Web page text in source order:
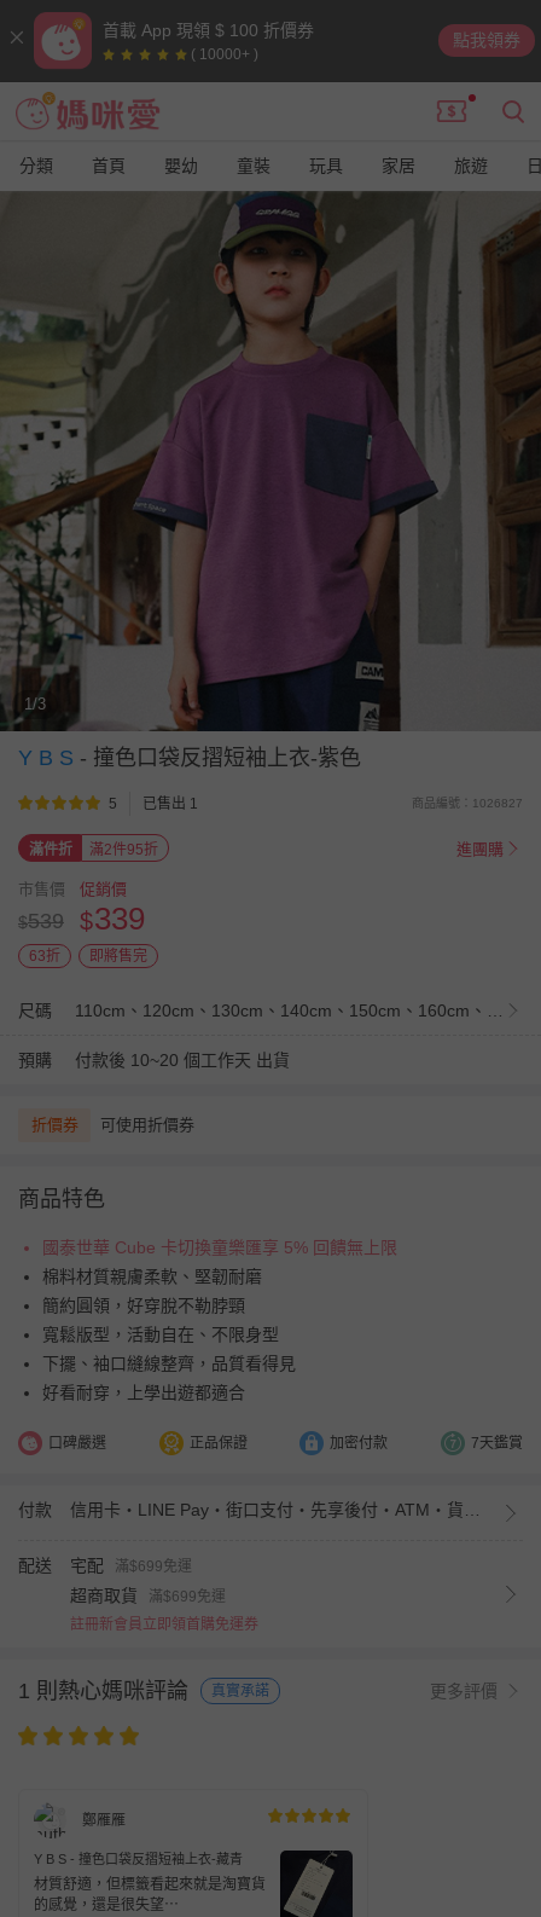
首載 App 現領 $ 100 折價券
( 10000+ )
點我領券
分類 首頁 嬰幼 童裝 玩具 家居 旅遊
1/3
Y B S - 撞色口袋反摺短袖上衣-紫色
5 已售出 1 商品編號：1026827
滿件折 滿2件95折 進團購
市售價
$539
促銷價
$339
63折 即將售完
尺碼
預購 付款後 10~20 個工作天 出貨
折價券 可使用折價券
商品特色
國泰世華 Cube 卡切換童樂匯享 5% 回饋無上限
棉料材質親膚柔軟、堅韌耐磨
簡約圓領，好穿脫不勒脖頸
寬鬆版型，活動自在、不限身型
下擺、袖口縫線整齊，品質看得見
好看耐穿，上學出遊都適合
口碑嚴選 正品保證 加密付款 7天鑑賞
付款
配送 宅配 滿$699免運
超商取貨
滿$699免運
註冊新會員立即領首購免運券
1 則熱心媽咪評論 真實承諾 更多評價
鄭雁雁
Y B S - 撞色口袋反摺短袖上衣-藏青
材質舒適，但標籤看起來就是淘寶貨
的感覺，還是很失望⋯